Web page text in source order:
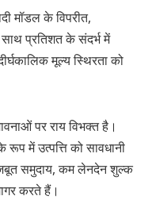
मॉडल के विपरीत,
प्रतिशत के संदर्भ में
मूल्य स्थिरता को
पर राय विभक्त है।
में उत्पत्ति को सावधानी
समुदाय, कम लेनदेन शुल्क
करते हैं।